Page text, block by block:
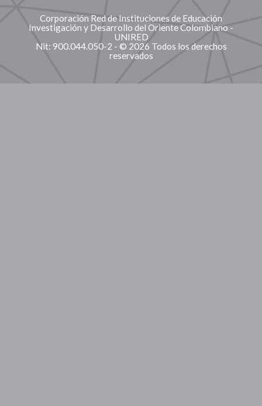
Corporación Red de Instituciones de Educación
Investigación y Desarrollo del Oriente Colombiano -
UNIRED
Nit: 900.044.050-2 - © 2026 Todos los derechos
reservados